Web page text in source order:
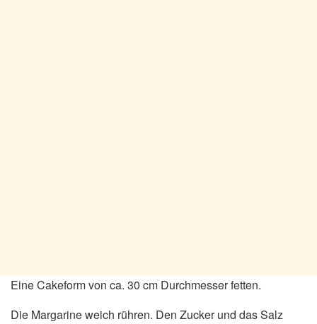
Eine Cakeform von ca. 30 cm Durchmesser fetten.
Die Margarine weich rühren. Den Zucker und das Salz